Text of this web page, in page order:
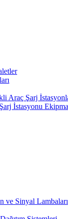
Araç Şarj
İstasyonu
ve Sinyal Lambaları